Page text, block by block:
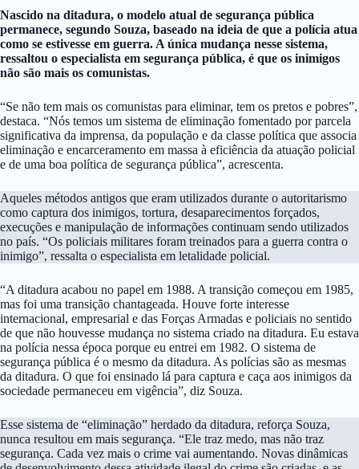
Nascido na ditadura, o modelo atual de segurança pública
permanece, segundo Souza, baseado na ideia de que a polícia atua
como se estivesse em guerra. A única mudança nesse sistema,
ressaltou o especialista em segurança pública, é que os inimigos
não são mais os comunistas.
“Se não tem mais os comunistas para eliminar, tem os pretos e pobres”,
destaca. “Nós temos um sistema de eliminação fomentado por parcela
significativa da imprensa, da população e da classe política que associa
eliminação e encarceramento em massa à eficiência da atuação policial
e de uma boa política de segurança pública”, acrescenta.
Aqueles métodos antigos que eram utilizados durante o autoritarismo
como captura dos inimigos, tortura, desaparecimentos forçados,
execuções e manipulação de informações continuam sendo utilizados
no país. “Os policiais militares foram treinados para a guerra contra o
inimigo”, ressalta o especialista em letalidade policial.
“A ditadura acabou no papel em 1988. A transição começou em 1985,
mas foi uma transição chantageada. Houve forte interesse
internacional, empresarial e das Forças Armadas e policiais no sentido
de que não houvesse mudança no sistema criado na ditadura. Eu estava
na polícia nessa época porque eu entrei em 1982. O sistema de
segurança pública é o mesmo da ditadura. As polícias são as mesmas
da ditadura. O que foi ensinado lá para captura e caça aos inimigos da
sociedade permaneceu em vigência”, diz Souza.
Esse sistema de “eliminação” herdado da ditadura, reforça Souza,
nunca resultou em mais segurança. “Ele traz medo, mas não traz
segurança. Cada vez mais o crime vai aumentando. Novas dinâmicas